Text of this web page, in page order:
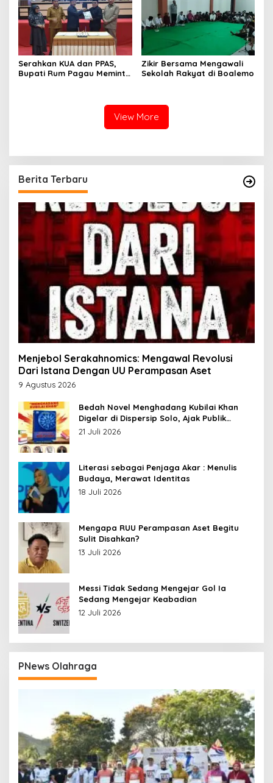
Serahkan KUA dan PPAS,
Bupati Rum Pagau Meminta
Zikir Bersama Mengawali
Sekolah Rakyat di Boalemo
View More
Berita Terbaru
Menjebol Serakahnomics: Mengawal Revolusi
Dari Istana Dengan UU Perampasan Aset
9 Agustus 2026
Bedah Novel Menghadang Kubilai Khan
Digelar di Dispersip Solo, Ajak Publik
Menyelami Heroisme Leluhur Nusantara
21 Juli 2026
Literasi sebagai Penjaga Akar : Menulis
Budaya, Merawat Identitas
18 Juli 2026
Mengapa RUU Perampasan Aset Begitu
Sulit Disahkan?
13 Juli 2026
Messi Tidak Sedang Mengejar Gol Ia
Sedang Mengejar Keabadian
12 Juli 2026
PNews Olahraga